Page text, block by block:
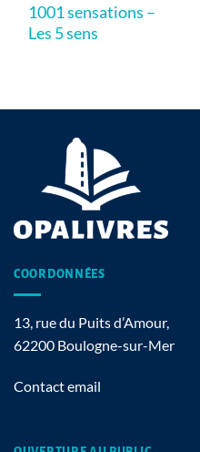
1001 sensations –
Les 5 sens
COORDONNÉES
13, rue du Puits d’Amour,
62200 Boulogne-sur-Mer
Contact email